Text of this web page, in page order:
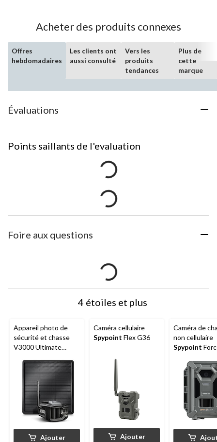
Acheter des produits connexes
Offres
hebdomadaires
Les clients ont
aussi consulté
Vers les
produits
tendances
Plus de
cette
marque
Évaluations
Points saillants de l'evaluation
Foire aux questions
4 étoiles et plus
Appareil photo de
sécurité et chasse
V3000 Ultimate
Ajouter
Caméra cellulaire
Spypoint Flex G36
Ajouter
Caméra de
non cellulaire
Spypoint